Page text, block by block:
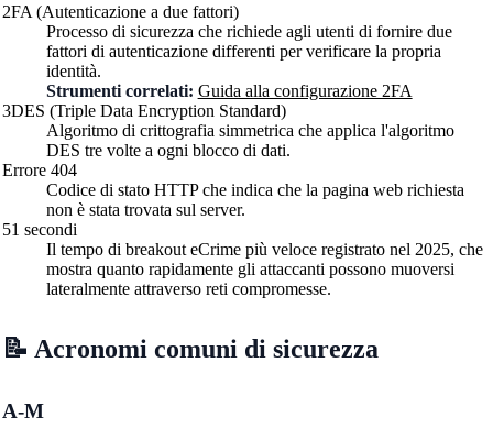
2FA (Autenticazione a due fattori)
Processo di sicurezza che richiede agli utenti di fornire due
fattori di autenticazione differenti per verificare la propria
identità.
Strumenti correlati: Guida alla configurazione 2FA
3DES (Triple Data Encryption Standard)
Algoritmo di crittografia simmetrica che applica l'algoritmo
DES tre volte a ogni blocco di dati.
Errore 404
Codice di stato HTTP che indica che la pagina web richiesta
non è stata trovata sul server.
51 secondi
Il tempo di breakout eCrime più veloce registrato nel 2025, che
mostra quanto rapidamente gli attaccanti possono muoversi
lateralmente attraverso reti compromesse.
📝 Acronomi comuni di sicurezza
A-M